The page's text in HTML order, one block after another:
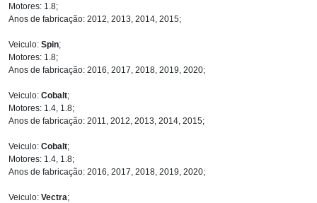
Motores: 1.8;
Anos de fabricação: 2012, 2013, 2014, 2015;
Veiculo: Spin;
Motores: 1.8;
Anos de fabricação: 2016, 2017, 2018, 2019, 2020;
Veiculo: Cobalt;
Motores: 1.4, 1.8;
Anos de fabricação: 2011, 2012, 2013, 2014, 2015;
Veiculo: Cobalt;
Motores: 1.4, 1.8;
Anos de fabricação: 2016, 2017, 2018, 2019, 2020;
Veiculo: Vectra;